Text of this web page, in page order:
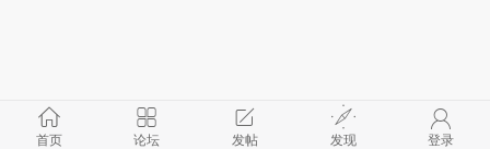
首页 论坛 发帖 发现 登录